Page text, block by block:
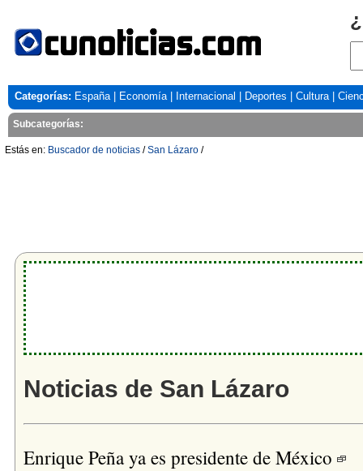
Categorías: España| Economía| Internacional Deportes Cultura|
Subcategorías:
Estás en: Buscador de noticias /San Lázaro /
Noticias de San Lázaro
Enrique Peña ya es presidente de México